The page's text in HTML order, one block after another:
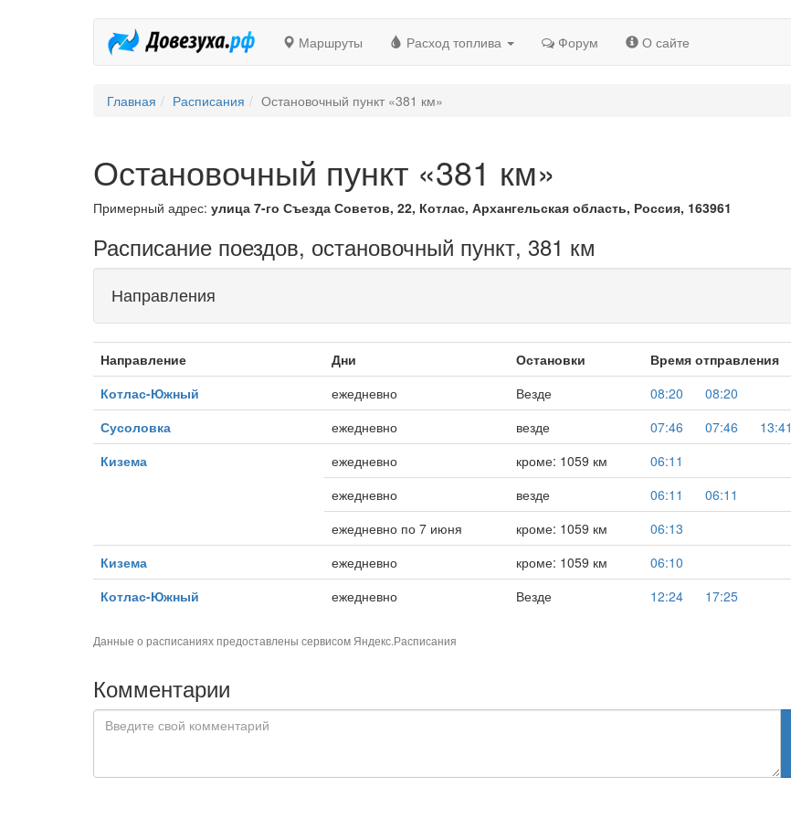
Маршруты Расход топлива Форум О сайте
Главная Расписания Остановочный пункт «381 км»
Остановочный пункт «381 км»
Примерный адрес: улица 7-го Съезда Советов, 22, Котлас, Архангельская область, Россия, 163961
Расписание поездов, остановочный пункт, 381 км
Направления
Направление Дни Остановки
Время отправления
Котлас-Южный
ежедневно Везде 08:20
08:20
Сусоловка
ежедневно везде 07:46 07:46
13:41
Кизема
ежедневно кроме: 1059 км
06:11
ежедневно
везде 06:11
06:11
ежедневно по 7 июня
кроме: 1059 км
06:13
Кизема
ежедневно кроме: 1059 км
06:10
Котлас-Южный
ежедневно Везде 12:24 17:25
Данные о расписаниях предоставлены сервисом Яндекс.Расписания
Комментарии